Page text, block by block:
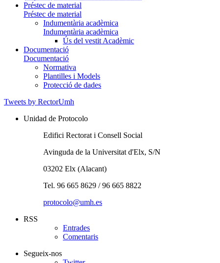
Préstec de material
Préstec de material
Indumentària acadèmica
Indumentària acadèmica
Ús del vestit Acadèmic
Documentació
Documentació
Normativa
Plantilles i Models
Protecció de dades
Tweets by RectorUmh
Unidad de Protocolo
Edifici Rectorat i Consell Social
Avinguda de la Universitat d'Elx, S/N
03202 Elx (Alacant)
Tel. 96 665 8629 / 96 665 8822
protocolo@umh.es
RSS
Entrades
Comentaris
Segueix-nos